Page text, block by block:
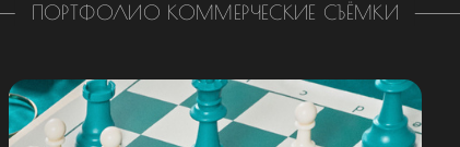
ПОРТФОЛИО КОММЕРЧЕСКИЕ СЪЁМКИ